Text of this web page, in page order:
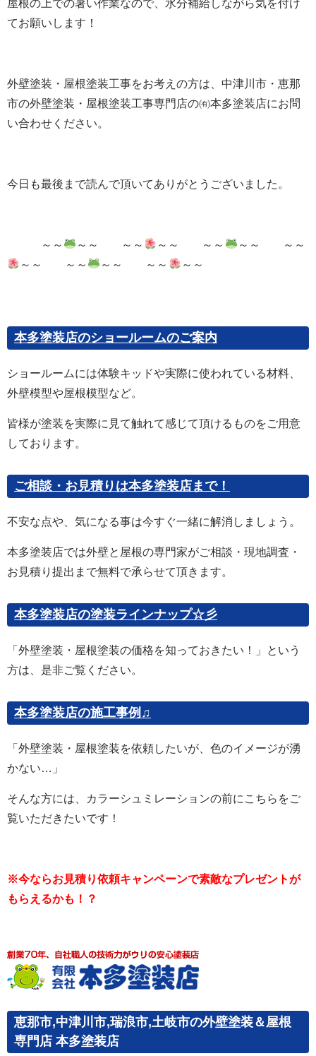
屋根の上での暑い作業なので、水分補給しながら気を付け
てお願いします！
外壁塗装・屋根塗装工事をお考えの方は、中津川市・恵那
市の外壁塗装・屋根塗装工事専門店の㈲本多塗装店にお問
い合わせください。
今日も最後まで読んで頂いてありがとうございました。
～～ ～～ ～～ ～～ ～～
～～ ～～
～～ ～～
～～ ～～ ～～
本多塗装店のショールームのご案内
ショールームには体験キッドや実際に使われている材料、
外壁模型や屋根模型など。
皆様が塗装を実際に見て触れて感じて頂けるものをご用意
しております。
ご相談・お見積りは本多塗装店まで！
不安な点や、気になる事は今すぐ一緒に解消しましょう。
本多塗装店では外壁と屋根の専門家がご相談・現地調査・
お見積り提出まで無料で承らせて頂きます。
本多塗装店の塗装ラインナップ☆彡
「外壁塗装・屋根塗装の価格を知っておきたい！」という
方は、是非ご覧ください。
本多塗装店の施工事例♫
「外壁塗装・屋根塗装を依頼したいが、色のイメージが湧
かない…」
そんな方には、カラーシュミレーションの前にこちらをご
覧いただきたいです！
※今ならお見積り依頼キャンペーンで素敵なプレゼントが
もらえるかも！？
恵那市,中津川市,瑞浪市,土岐市の外壁塗装＆屋根
専門店 本多塗装店